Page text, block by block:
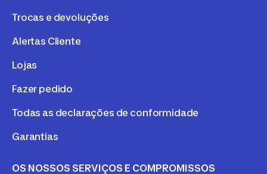
Trocas e devoluções
Alertas Cliente
Lojas
Fazer pedido
Todas as declarações de conformidade
Garantias
OS NOSSOS SERVIÇOS E COMPROMISSOS